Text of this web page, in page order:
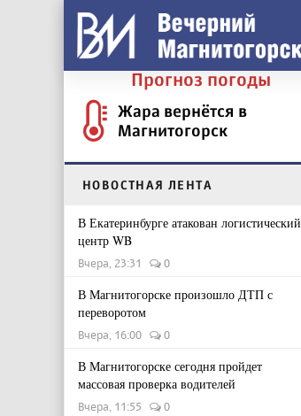
Прогноз погоды
Жара вернётся в
Магнитогорск
НОВОСТНАЯ ЛЕНТА
В Екатеринбурге атакован логистический
центр WB
Вчера, 23:31 0
В Магнитогорске произошло ДТП с
переворотом
Вчера, 16:00 0
В Магнитогорске сегодня пройдет
массовая проверка водителей
Вчера, 11:55 0